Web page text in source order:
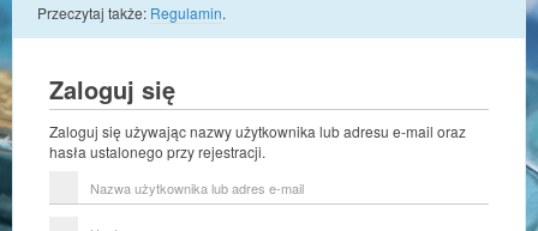
Przeczytaj także: Regulamin.
Zaloguj się
Zaloguj się używając nazwy użytkownika lub adresu e-mail oraz
hasła ustalonego przy rejestracji.
użytkownika